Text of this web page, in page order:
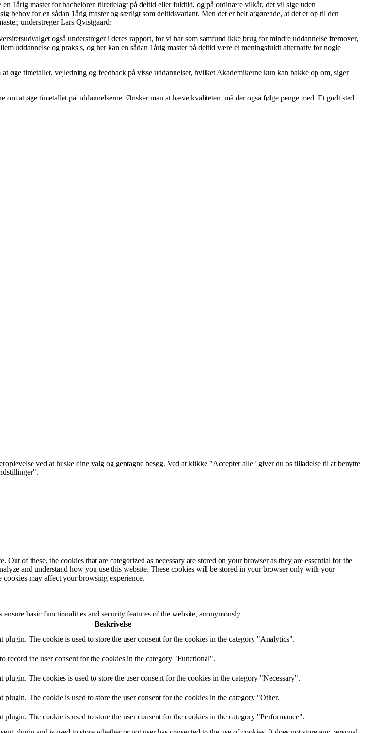
1årig master for bachelorer, tilrettelagt på deltid eller fuldtid, og på ordinære vilkår, det vil sige uden
behov for en sådan 1årig master og særligt som deltidsvariant. Men det er helt afgørende, at det er op til den
understreger Lars Qvistgaard:
også understreger i deres rapport, for vi har som samfund ikke brug for mindre uddannelse fremover,
uddannelse og praksis, og her kan en sådan 1årig master på deltid være et meningsfuldt alternativ for nogle
øge timetallet, vejledning og feedback på visse uddannelser, hvilket Akademikerne kun kan bakke op om, siger
at øge timetallet på uddannelserne. Ønsker man at hæve kvaliteten, må der også følge penge med. Et godt sted
ved at huske dine valg og gentagne besøg. Ved at klikke "Accepter alle" giver du os tilladelse til at benytte
of these, the cookies that are categorized as necessary are stored on your browser as they are essential for the
and understand how you use this website. These cookies will be stored in your browser only with your
cookies may affect your browsing experience.
basic functionalities and security features of the website, anonymously.
Beskrivelse
The cookie is used to store the user consent for the cookies in the category "Analytics".
record the user consent for the cookies in the category "Functional".
The cookies is used to store the user consent for the cookies in the category "Necessary".
The cookie is used to store the user consent for the cookies in the category "Other.
The cookie is used to store the user consent for the cookies in the category "Performance".